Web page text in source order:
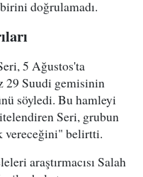
doğrulamadı.
5 Ağustos'ta
29 Suudi gemisinin
söyledi. Bu hamleyi
Seri, grubun
vereceğini" belirtti.
araştırmacısı Salah